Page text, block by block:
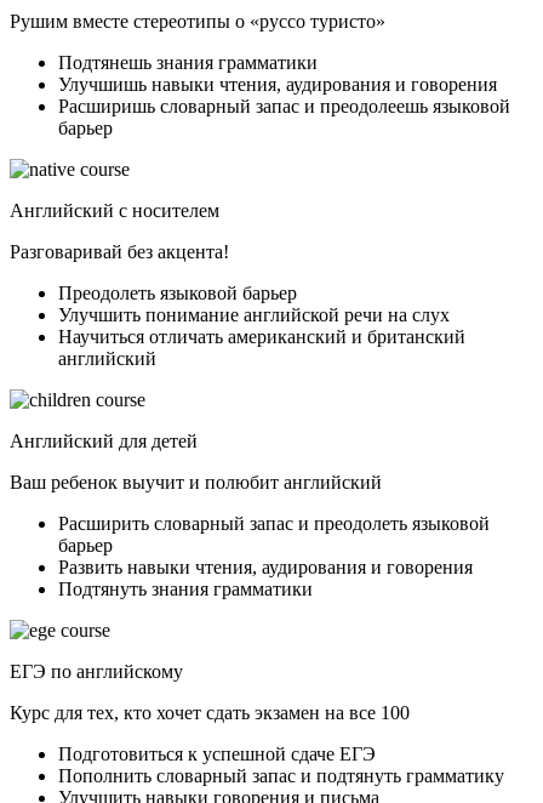
Рушим вместе стереотипы о «руссо туристо»
Подтянешь знания грамматики
Улучшишь навыки чтения, аудирования и говорения
Расширишь словарный запас и преодолеешь языковой
барьер
Английский с носителем
Разговаривай без акцента!
Преодолеть языковой барьер
Улучшить понимание английской речи на слух
Научиться отличать американский и британский
английский
Английский для детей
Ваш ребенок выучит и полюбит английский
Расширить словарный запас и преодолеть языковой
барьер
Развить навыки чтения, аудирования и говорения
Подтянуть знания грамматики
ЕГЭ по английскому
Курс для тех, кто хочет сдать экзамен на все 100
Подготовиться к успешной сдаче ЕГЭ
Пополнить словарный запас и подтянуть грамматику
Улучшить навыки говорения и письма